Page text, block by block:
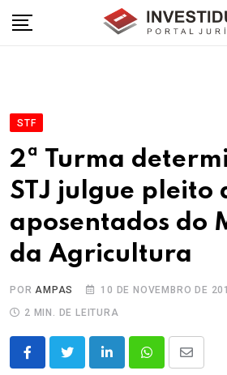
STF
2ª Turma
STJ julgue pleito
aposentados do
da Agricultura
PORAMPAS
10 DE NOVEMBRO DE
2 MIN. DE LEITURA
LinkedInWhatsappShare